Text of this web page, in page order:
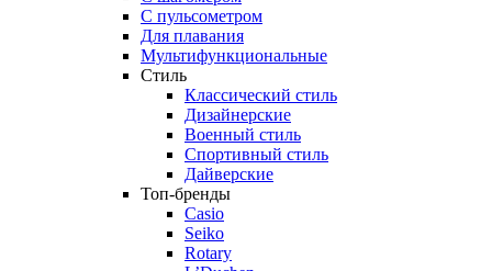
С пульсометром
Для плавания
Мультифункциональные
Стиль
Классический стиль
Дизайнерские
Военный стиль
Спортивный стиль
Дайверские
Топ-бренды
Casio
Seiko
Rotary